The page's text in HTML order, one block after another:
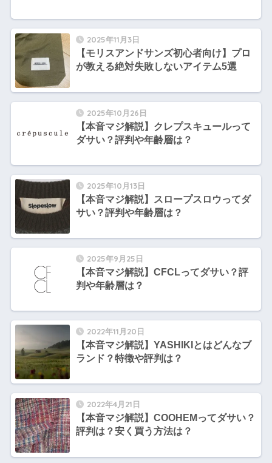
2025年11月3日
【モリスアンドサンズ初心者向け】プロ
が教える絶対失敗しないアイテム5選
2025年10月26日
【本音マジ解説】クレプスキュールって
ダサい？評判や年齢層は？
2025年10月13日
【本音マジ解説】スロープスロウってダ
サい？評判や年齢層は？
2025年9月25日
【本音マジ解説】CFCLってダサい？評
判や年齢層は？
2022年11月20日
【本音マジ解説】YASHIKIとはどんなブ
ランド？特徴や評判は？
2022年4月21日
【本音マジ解説】COOHEMってダサい？
評判は？安く買う方法は？